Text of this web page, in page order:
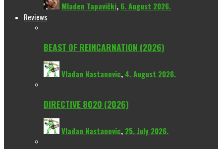
Mladen Tapavički, 6. August 2026.
Reviews
BEAST OF REINCARNATION (2026)
Vladan Nastanovic, 4. August 2026.
DIRECTIVE 8020 (2026)
Vladan Nastanovic, 25. July 2026.